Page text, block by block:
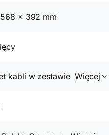
x 392 mm
kabli w zestawie Więcej